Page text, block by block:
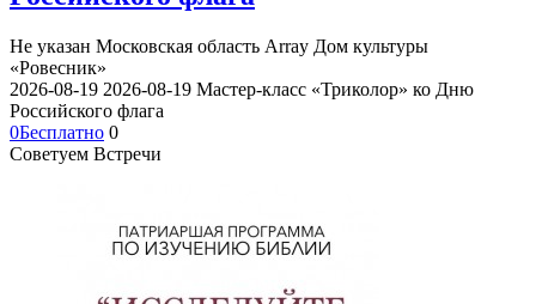
Не указан Московская область Array Дом культуры
«Ровесник»
2026-08-19 2026-08-19 Мастер-класс «Триколор» ко Дню
Российского флага
0Бесплатно 0
Советуем Встречи